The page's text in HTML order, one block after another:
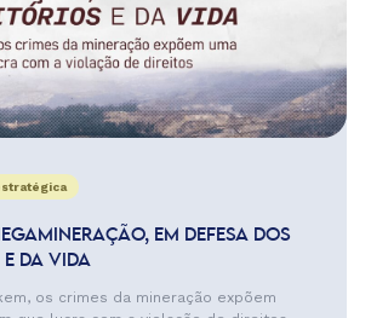
EM DEFESA DOS
E DA VIDA
os crimes da mineração expõem